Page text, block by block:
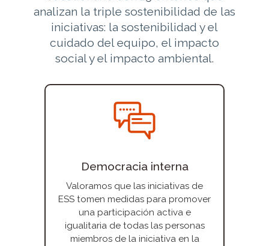
analizan la triple sostenibilidad de las
iniciativas: la sostenibilidad y el
cuidado del equipo, el impacto
social y el impacto ambiental.
Democracia interna
Valoramos que las iniciativas de
ESS tomen medidas para promover
una participación activa e
igualitaria de todas las personas
miembros de la iniciativa en la